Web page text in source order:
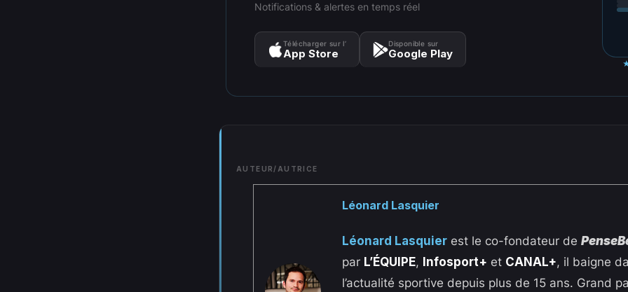
Notifications & alertes en temps réel
Télécharger sur l’
App Store
Disponible sur
Google Play
AUTEUR/AUTRICE
Léonard Lasquier
Léonard Lasquier est le co-fondateur de
par L’ÉQUIPE, Infosport+ et CANAL+, il baigne
l’actualité sportive depuis plus de 15 ans. Grand